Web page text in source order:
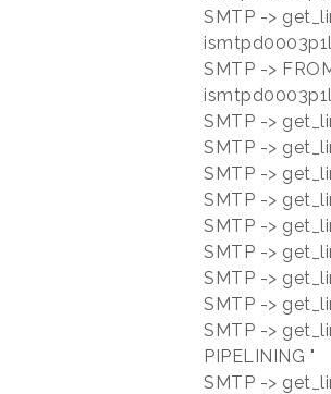
SMTP ->
SMTP ->
SMTP ->
SMTP ->
SMTP ->
SMTP ->
SMTP ->
SMTP ->
SMTP ->
SMTP ->
SMTP ->
PIPELINING "
SMTP ->